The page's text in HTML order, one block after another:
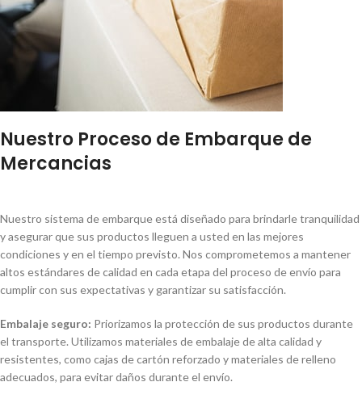
Nuestro Proceso de Embarque de
Mercancias
Nuestro sistema de embarque está diseñado para brindarle tranquilidad
y asegurar que sus productos lleguen a usted en las mejores
condiciones y en el tiempo previsto. Nos comprometemos a mantener
altos estándares de calidad en cada etapa del proceso de envío para
cumplir con sus expectativas y garantizar su satisfacción.
Embalaje seguro: Priorizamos la protección de sus productos durante
el transporte. Utilizamos materiales de embalaje de alta calidad y
resistentes, como cajas de cartón reforzado y materiales de relleno
adecuados, para evitar daños durante el envío.